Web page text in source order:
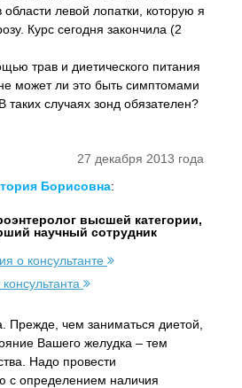
левой лопатки, которую я
Курс сегодня закончила (2
трав и диетического питания
может ли это быть симптомами
случаях зонд обязателен?
27 декабря 2013 года
Борисовна:
высшей категории,
научный сотрудник
о консультанте
Прежде, чем заниматься диетой,
Вашего желудка – тем
Надо провести
с определением наличия